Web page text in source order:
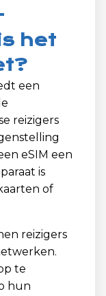
het
een
reizigers
eSIM een
is
of
reizigers
te
hun